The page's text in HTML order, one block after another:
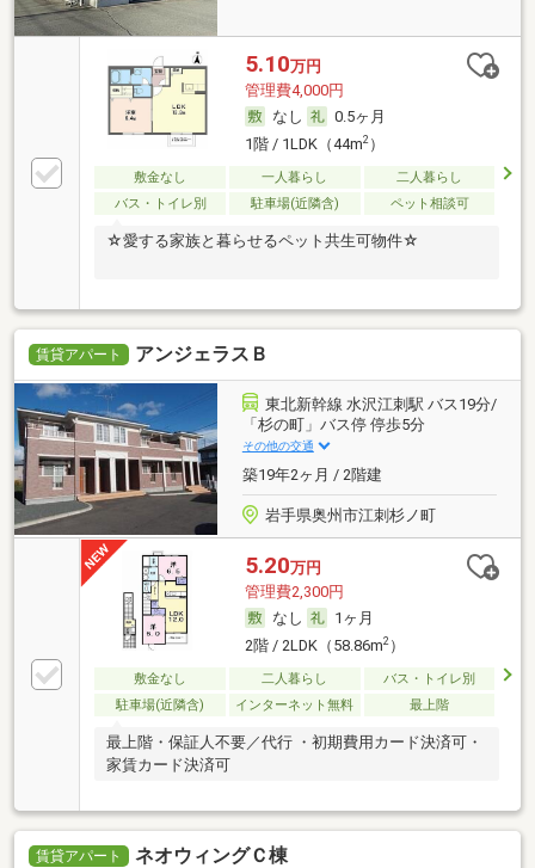
5.10万円
管理費4,000円
なし
0.5ヶ月
1階 / 1LDK（44m2）
敷金なし 一人暮らし
二人暮らし
バス・トイレ別
駐車場(近隣含) ペット相談可
☆愛する家族と暮らせるペット共生可物件☆
賃貸アパート アンジェラスＢ
東北新幹線 水沢江刺駅 バス19分/
「杉の町」バス停 停歩5分
その他の交通
築19年2ヶ月 / 2階建
岩手県奥州市江刺杉ノ町
5.20万円
管理費2,300円
なし
1ヶ月
2階 / 2LDK（58.86m2）
敷金なし 二人暮らし
バス・トイレ別
駐車場(近隣含)
インターネット無料 最上階
最上階・保証人不要／代行 ・初期費用カード決済可・
家賃カード決済可
賃貸アパート ネオウィングＣ棟